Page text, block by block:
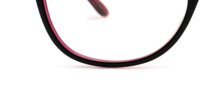
37 mm
Glashöhe
50 mm
Glasbreite
Glasbreite